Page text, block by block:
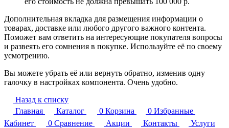
Дополнительная вкладка для размещения информации о
товарах, доставке или любого другого важного контента.
Поможет вам ответить на интересующие покупателя вопросы
и развеять его сомнения в покупке. Используйте её по своему
усмотрению.
Вы можете убрать её или вернуть обратно, изменив одну
галочку в настройках компонента. Очень удобно.
Назад к списку
Главная
Каталог 0 Корзина 0 Избранные
Кабинет
0 Сравнение Акции Контакты
Услуги